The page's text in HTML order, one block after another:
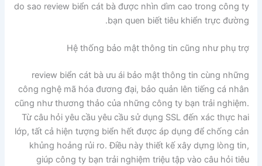
do sao review biển cát bà được nhìn dìm cao trong công ty
bạn quen biết tiêu khiển trực đường.
Hệ thống bảo mật thông tin cũng như phụ trợ
review biển cát bà ưu ái bảo mật thông tin cùng những
công nghệ mã hóa đương đại, bảo quản lên tiếng cá nhân
cũng như thương thảo của những công ty bạn trải nghiệm.
Từ câu hỏi yêu cầu yêu cầu sử dụng SSL đến xác thực hai
lớp, tất cả hiện tượng biển hết được áp dụng để chống cản
khủng hoảng rủi ro. Điều này thiết kế xây dựng lòng tin,
giúp công ty bạn trải nghiệm triệu tập vào câu hỏi tiêu